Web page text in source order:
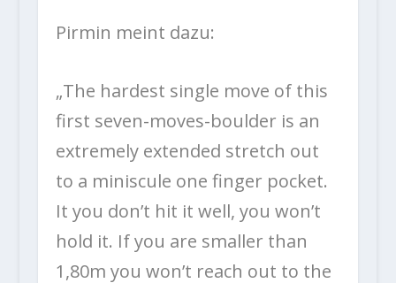
Pirmin meint dazu:
„The hardest single move of this
first seven-moves-boulder is an
extremely extended stretch out
to a miniscule one finger pocket.
It you don’t hit it well, you won’t
hold it. If you are smaller than
1,80m you won’t reach out to the